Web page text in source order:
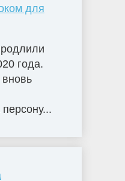
для
года.